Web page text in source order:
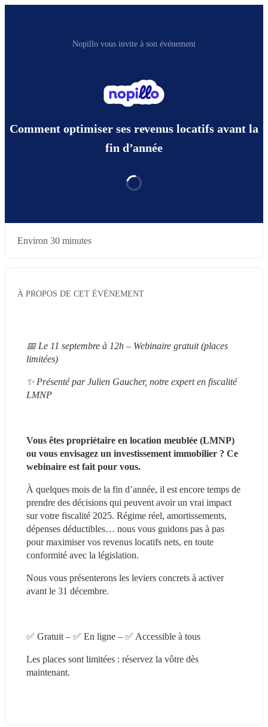
Nopillo vous invite à son événement
Comment optimiser ses revenus locatifs avant la
fin d’année
Environ 30 minutes
À PROPOS DE CET ÉVÉNEMENT
📅 Le 11 septembre à 12h – Webinaire gratuit (places
limitées)
✨ Présenté par Julien Gaucher, notre expert en fiscalité
LMNP
Vous êtes propriétaire en location meublée (LMNP)
ou vous envisagez un investissement immobilier ? Ce
webinaire est fait pour vous.
À quelques mois de la fin d’année, il est encore temps de
prendre des décisions qui peuvent avoir un vrai impact
sur votre fiscalité 2025. Régime réel, amortissements,
dépenses déductibles… nous vous guidons pas à pas
pour maximiser vos revenus locatifs nets, en toute
conformité avec la législation.
Nous vous présenterons les leviers concrets à activer
avant le 31 décembre.
✅ Gratuit – ✅ En ligne – ✅ Accessible à tous
Les places sont limitées : réservez la vôtre dès
maintenant.